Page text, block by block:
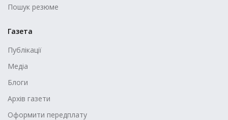
Пошук резюме
Газета
Публікації
Медіа
Блоги
Архів газети
Оформити передплату